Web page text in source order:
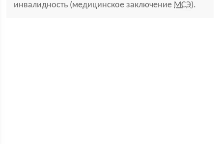
инвалидность (медицинское заключениеМСЭ).